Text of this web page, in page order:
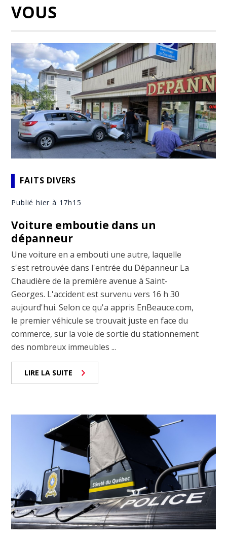
VOUS
FAITS DIVERS
Publié hier à 17h15
Voiture emboutie dans un
dépanneur
Une voiture en a embouti une autre, laquelle
s'est retrouvée dans l'entrée du Dépanneur La
Chaudière de la première avenue à Saint-
Georges. L'accident est survenu vers 16 h 30
aujourd'hui. Selon ce qu'a appris EnBeauce.com,
le premier véhicule se trouvait juste en face du
commerce, sur la voie de sortie du stationnement
des nombreux immeubles ...
LIRE LA SUITE